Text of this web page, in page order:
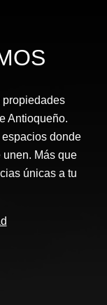
propiedades
Antioqueño.
donde
Más que
únicas a tu